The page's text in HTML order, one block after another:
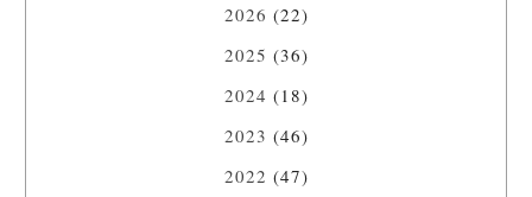
2026 (22)
2025 (36)
2024 (18)
2023 (46)
2022 (47)